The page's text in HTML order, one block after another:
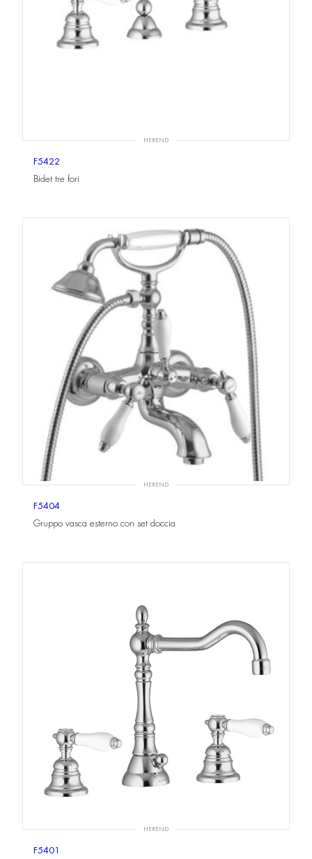
HEREND
F5422
Bidet tre fori
HEREND
F5404
Gruppo vasca esterno con set doccia
HEREND
F5401